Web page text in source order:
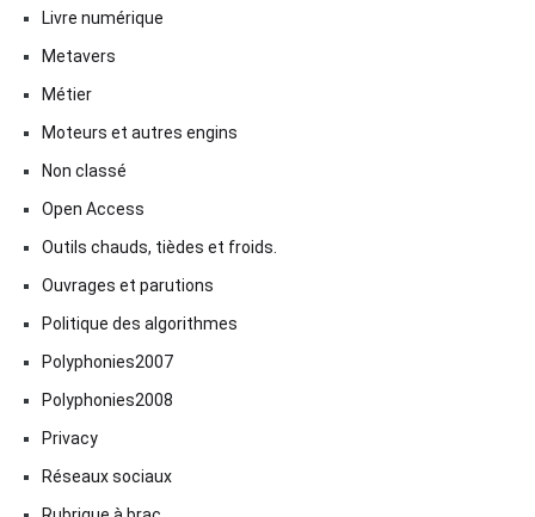
Livre numérique
Metavers
Métier
Moteurs et autres engins
Non classé
Open Access
Outils chauds, tièdes et froids.
Ouvrages et parutions
Politique des algorithmes
Polyphonies2007
Polyphonies2008
Privacy
Réseaux sociaux